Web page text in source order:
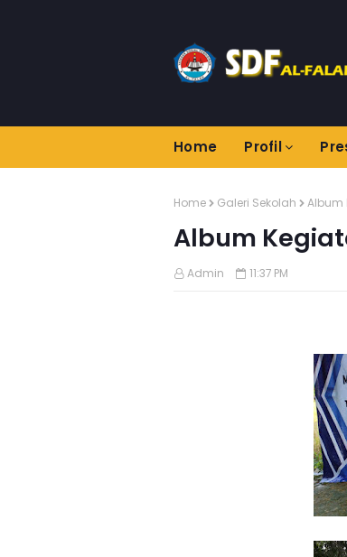
Home Profil
Home Galeri Sekolah Album
Album
Admin 11:37 PM